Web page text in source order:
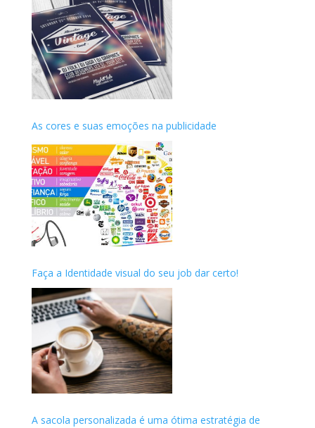
As cores e suas emoções na publicidade
Faça a Identidade visual do seu job dar certo!
A sacola personalizada é uma ótima estratégia de